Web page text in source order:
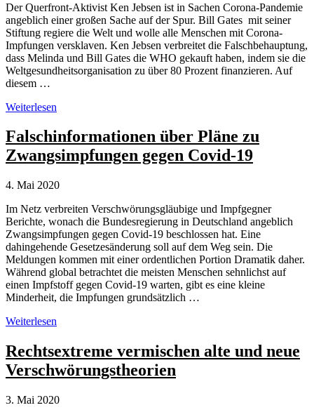
Der Querfront-Aktivist Ken Jebsen ist in Sachen Corona-Pandemie
angeblich einer großen Sache auf der Spur. Bill Gates mit seiner
Stiftung regiere die Welt und wolle alle Menschen mit Corona-
Impfungen versklaven. Ken Jebsen verbreitet die Falschbehauptung,
dass Melinda und Bill Gates die WHO gekauft haben, indem sie die
Weltgesundheitsorganisation zu über 80 Prozent finanzieren. Auf
diesem …
Ken
toxische
Verschwörungstheorien
über
Gates,
WHO
und
Covid-
19
Weiterlesen
Falschinformationen über Pläne zu
Zwangsimpfungen gegen Covid-19
4. Mai 2020
Im Netz verbreiten Verschwörungsgläubige und Impfgegner
Berichte, wonach die Bundesregierung in Deutschland angeblich
Zwangsimpfungen gegen Covid-19 beschlossen hat. Eine
dahingehende Gesetzesänderung soll auf dem Weg sein. Die
Meldungen kommen mit einer ordentlichen Portion Dramatik daher.
Während global betrachtet die meisten Menschen sehnlichst auf
einen Impfstoff gegen Covid-19 warten, gibt es eine kleine
Minderheit, die Impfungen grundsätzlich …
Falschinformationen
Pläne
zu
Zwangsimpfungen
Covid-
Weiterlesen
Rechtsextreme vermischen alte und neue
Verschwörungstheorien
3. Mai 2020